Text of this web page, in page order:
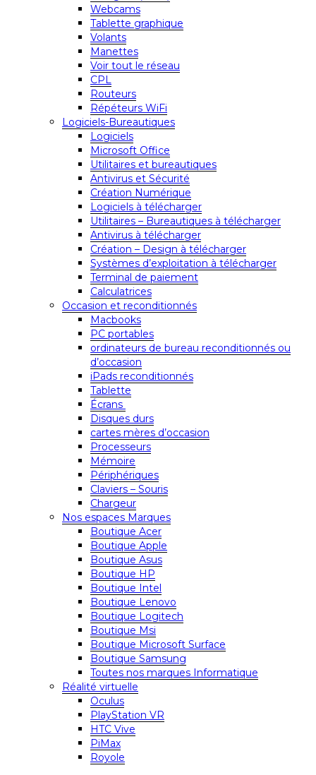
Webcams
Tablette graphique
Volants
Manettes
Voir tout le réseau
CPL
Routeurs
Répéteurs WiFi
Logiciels-Bureautiques
Logiciels
Microsoft Office
Utilitaires et bureautiques
Antivirus et Sécurité
Création Numérique
Logiciels à télécharger
Utilitaires – Bureautiques à télécharger
Antivirus à télécharger
Création – Design à télécharger
Systèmes d’exploitation à télécharger
Terminal de paiement
Calculatrices
Occasion et reconditionnés
Macbooks
PC portables
ordinateurs de bureau reconditionnés ou
d’occasion
iPads reconditionnés
Tablette
Écrans
Disques durs
cartes mères d’occasion
Processeurs
Mémoire
Périphériques
Claviers – Souris
Chargeur
Nos espaces Marques
Boutique Acer
Boutique Apple
Boutique Asus
Boutique HP
Boutique Intel
Boutique Lenovo
Boutique Logitech
Boutique Msi
Boutique Microsoft Surface
Boutique Samsung
Toutes nos marques Informatique
Réalité virtuelle
Oculus
PlayStation VR
HTC Vive
PiMax
Royole